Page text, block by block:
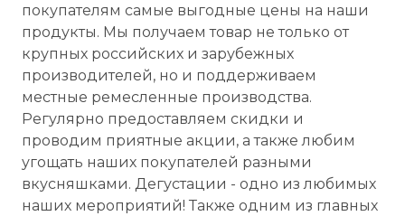
покупателям самые выгодные цены на наши
продукты. Мы получаем товар не только от
крупных российских и зарубежных
производителей, но и поддерживаем
местные ремесленные производства.
Регулярно предоставляем скидки и
проводим приятные акции, а также любим
угощать наших покупателей разными
вкусняшками. Дегустации - одно из любимых
наших мероприятий! Также одним из главных